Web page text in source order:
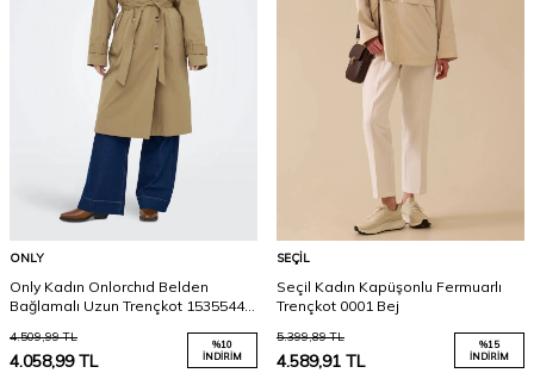
ONLY
Only Kadın Onlorchıd Belden
Bağlamalı Uzun Trençkot 15355443
4.509,99TL
4.058,99TL
%10
İNDIRIM
SEÇIL
Seçil Kadın Kapüşonlu Fermuarlı
Trençkot 0001 Bej
5.399,89TL
4.589,91 TL
%15
İNDIRIM